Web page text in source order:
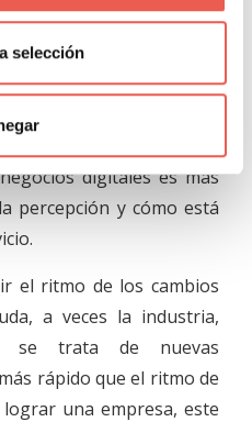
selección
en la que se opere. Esto
digitales es más
percepción y cómo está
el ritmo de los cambios
a veces la industria,
se trata de nuevas
rápido que el ritmo de
una empresa, este